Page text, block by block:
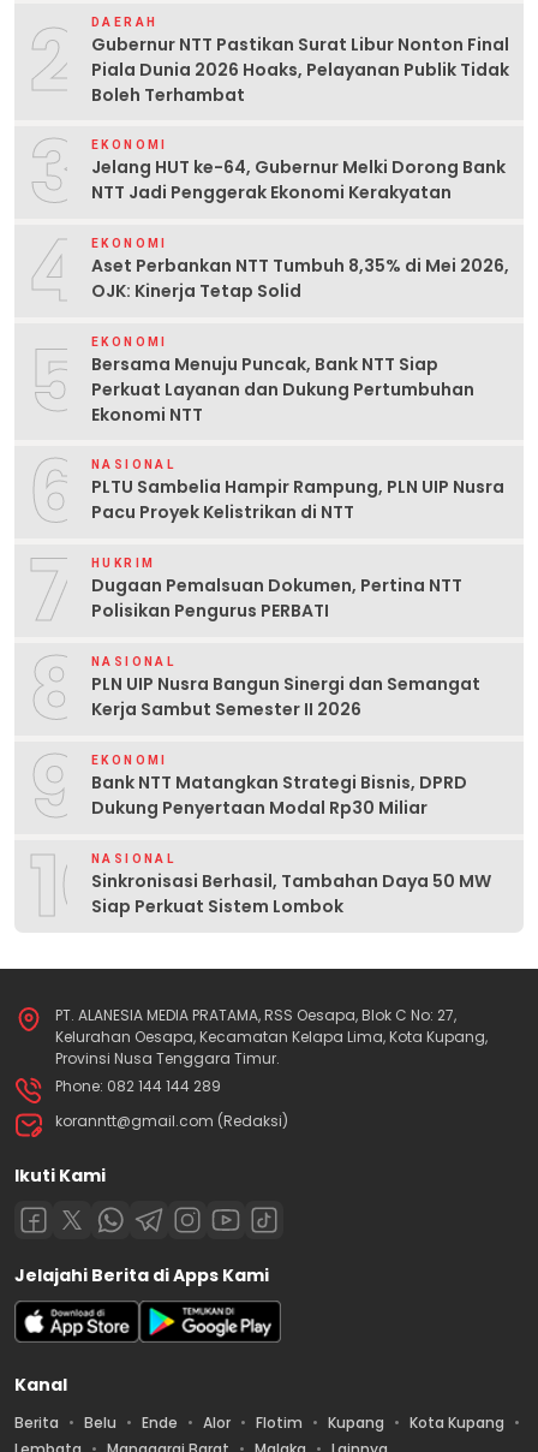
2 DAERAH
Gubernur NTT Pastikan Surat Libur Nonton Final
Piala Dunia 2026 Hoaks, Pelayanan Publik Tidak
Boleh Terhambat
3 EKONOMI
Jelang HUT ke-64, Gubernur Melki Dorong Bank
NTT Jadi Penggerak Ekonomi Kerakyatan
4 EKONOMI
Aset Perbankan NTT Tumbuh 8,35% di Mei 2026,
OJK: Kinerja Tetap Solid
5 EKONOMI
Bersama Menuju Puncak, Bank NTT Siap
Perkuat Layanan dan Dukung Pertumbuhan
Ekonomi NTT
6 NASIONAL
PLTU Sambelia Hampir Rampung, PLN UIP Nusra
Pacu Proyek Kelistrikan di NTT
7 HUKRIM
Dugaan Pemalsuan Dokumen, Pertina NTT
Polisikan Pengurus PERBATI
8 NASIONAL
PLN UIP Nusra Bangun Sinergi dan Semangat
Kerja Sambut Semester II 2026
9 EKONOMI
Bank NTT Matangkan Strategi Bisnis, DPRD
Dukung Penyertaan Modal Rp30 Miliar
10NASIONAL
Sinkronisasi Berhasil, Tambahan Daya 50 MW
Siap Perkuat Sistem Lombok
PT. ALANESIA MEDIA PRATAMA, RSS Oesapa, Blok C No: 27,
Kelurahan Oesapa, Kecamatan Kelapa Lima, Kota Kupang,
Provinsi Nusa Tenggara Timur.
Phone: 082 144 144 289
koranntt@gmail.com (Redaksi)
Ikuti Kami
Jelajahi Berita di Apps Kami
Kanal
Berita Belu Ende Alor Flotim Kupang
Kota Kupang